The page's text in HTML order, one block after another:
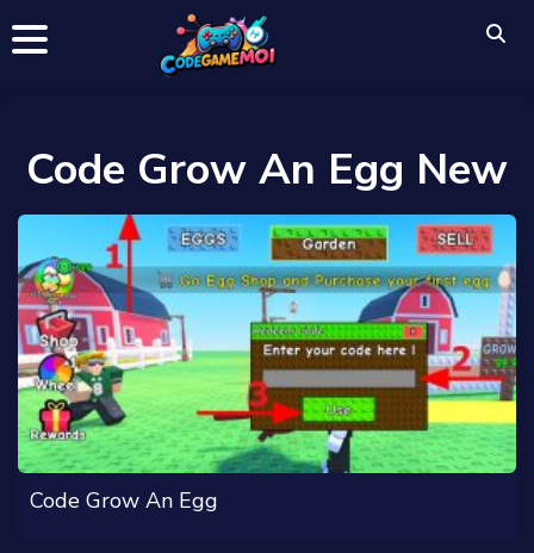
Code Grow An Egg New
Code Grow An Egg